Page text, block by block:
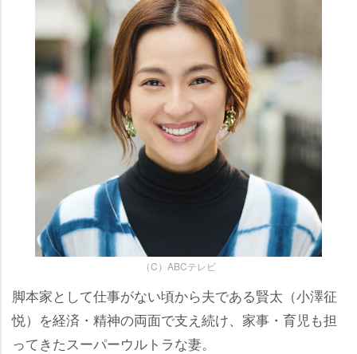
（C）ABCテレビ
脚本家として仕事がない頃から夫である賢太（小澤征
悦）を経済・精神の両面で支え続け、家事・育児も担
ってきたスーパーウルトラな妻。